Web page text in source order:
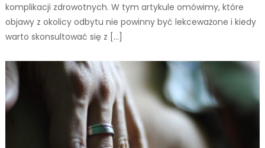
komplikacji zdrowotnych. W tym artykule omówimy, które
objawy z okolicy odbytu nie powinny być lekceważone i kiedy
warto skonsultować się z […]